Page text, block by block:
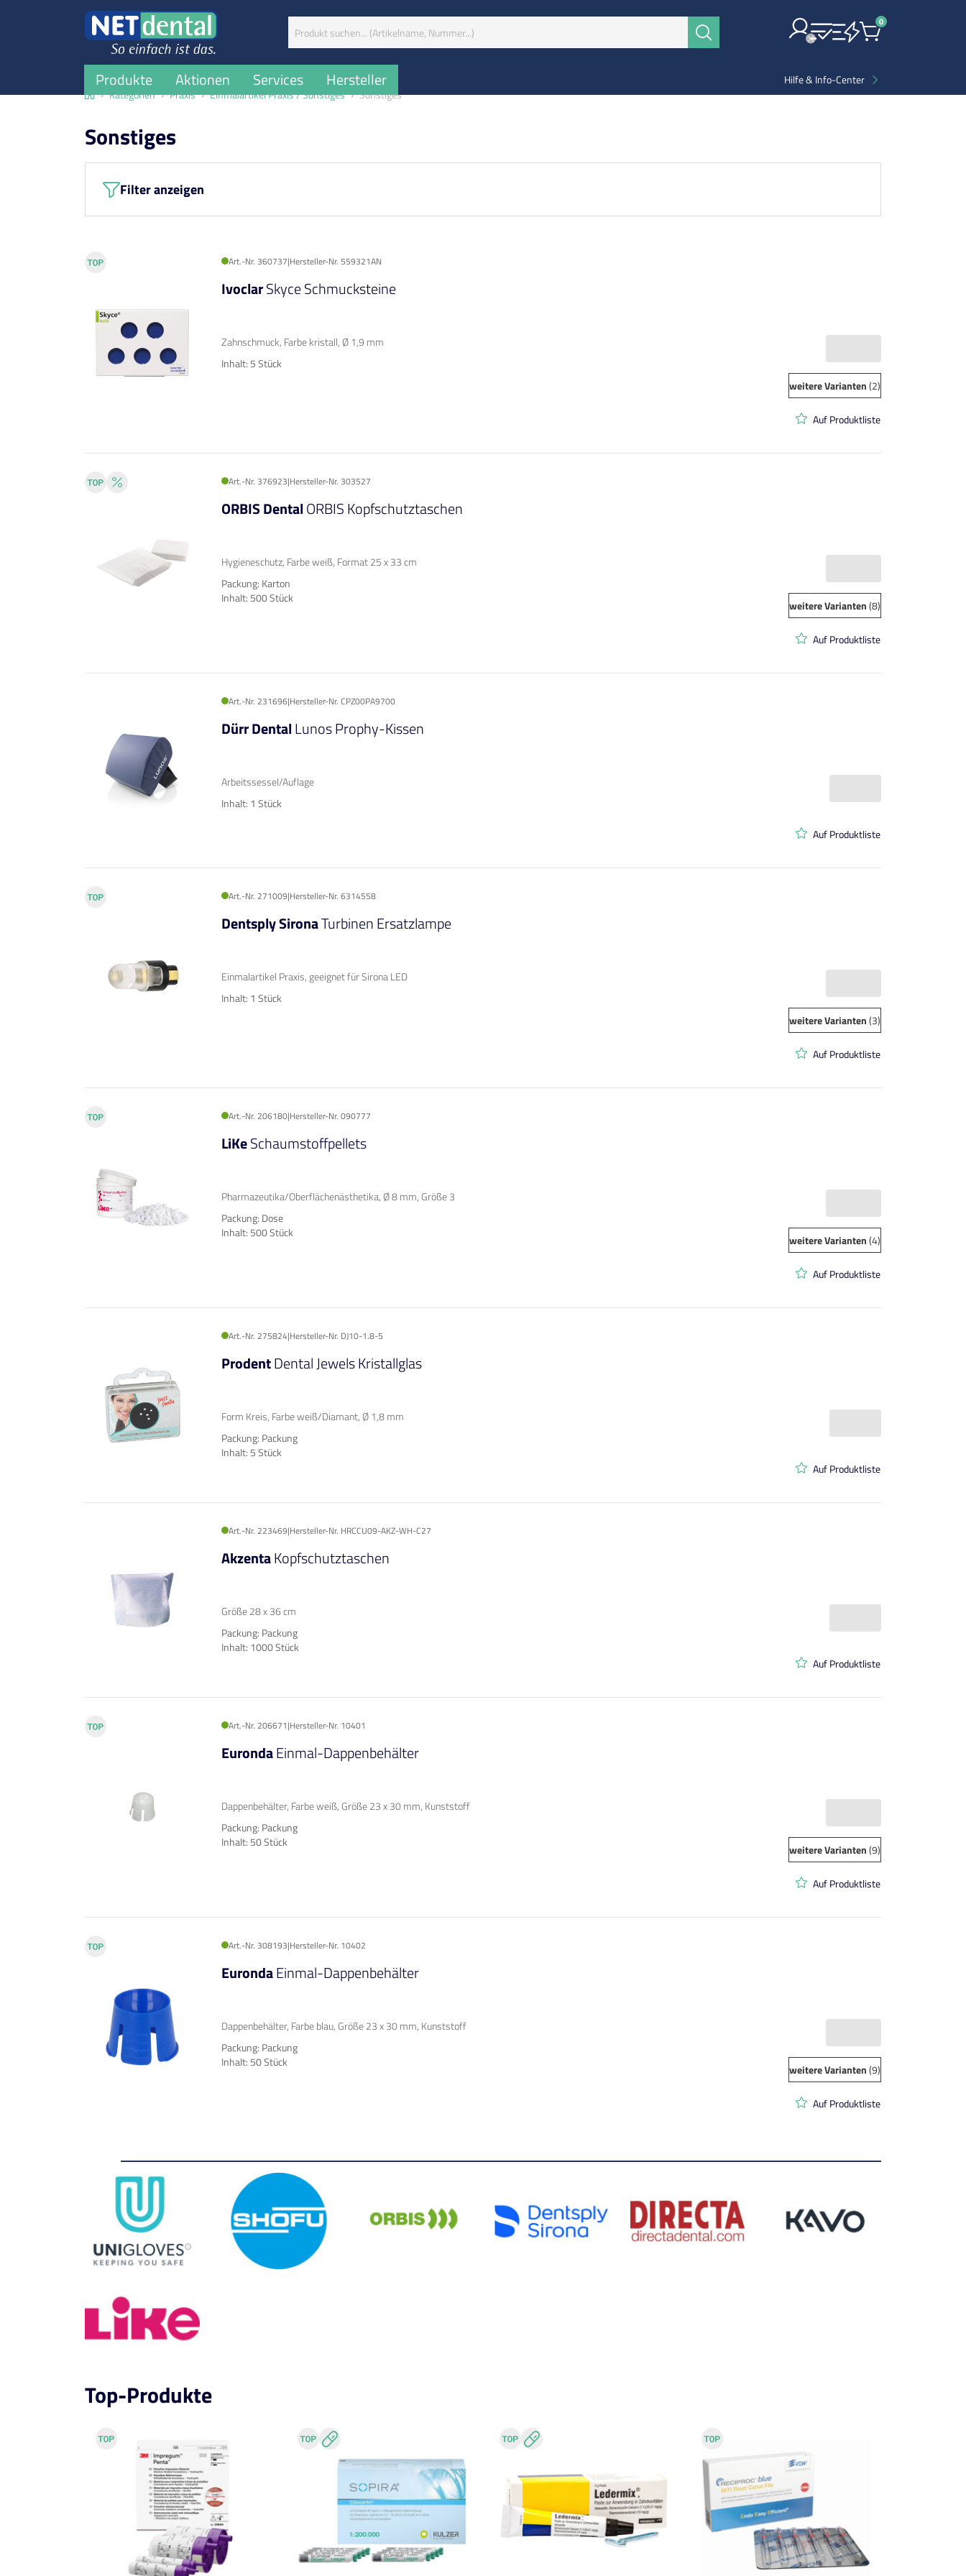
Suchen
0Items
Produkte Aktionen Services Hersteller
Hilfe & Info-Center
HomeKategorien Praxis Einmalartikel Praxis / Sonstiges Sonstiges
Sonstiges
Filter anzeigen
Art.-Nr. 360737|Hersteller-Nr. 559321AN
IvoclarSkyce Schmucksteine
Zahnschmuck, Farbe kristall, Ø 1,9 mm
Inhalt: 5 Stück
weitere Varianten(2)
Auf Produktliste
Art.-Nr. 376923|Hersteller-Nr. 303527
ORBIS DentalORBIS Kopfschutztaschen
Hygieneschutz, Farbe weiß, Format 25 x 33 cm
Packung: Karton
Inhalt: 500 Stück
weitere Varianten(8)
Auf Produktliste
Art.-Nr. 231696|Hersteller-Nr. CPZ00PA9700
Dürr DentalLunos Prophy-Kissen
Arbeitssessel/Auflage
Inhalt: 1 Stück
Auf Produktliste
Art.-Nr. 271009|Hersteller-Nr. 6314558
Dentsply SironaTurbinen Ersatzlampe
Einmalartikel Praxis, geeignet für Sirona LED
Inhalt: 1 Stück
weitere Varianten(3)
Auf Produktliste
Art.-Nr. 206180|Hersteller-Nr. 090777
LiKeSchaumstoffpellets
Pharmazeutika/Oberflächenästhetika, Ø 8 mm, Größe 3
Packung: Dose
Inhalt: 500 Stück
weitere Varianten(4)
Auf Produktliste
Art.-Nr. 275824|Hersteller-Nr. DJ10-1.8-5
ProdentDental Jewels Kristallglas
Form Kreis, Farbe weiß/Diamant, Ø 1,8 mm
Packung: Packung
Inhalt: 5 Stück
Auf Produktliste
Art.-Nr. 223469|Hersteller-Nr. HRCCU09-AKZ-WH-C27
AkzentaKopfschutztaschen
Größe 28 x 36 cm
Packung: Packung
Inhalt: 1000 Stück
Auf Produktliste
Art.-Nr. 206671|Hersteller-Nr. 10401
EurondaEinmal-Dappenbehälter
Dappenbehälter, Farbe weiß, Größe 23 x 30 mm, Kunststoff
Packung: Packung
Inhalt: 50 Stück
weitere Varianten(9)
Auf Produktliste
Art.-Nr. 308193|Hersteller-Nr. 10402
EurondaEinmal-Dappenbehälter
Dappenbehälter, Farbe blau, Größe 23 x 30 mm, Kunststoff
Packung: Packung
Inhalt: 50 Stück
weitere Varianten(9)
Auf Produktliste
Top-Produkte